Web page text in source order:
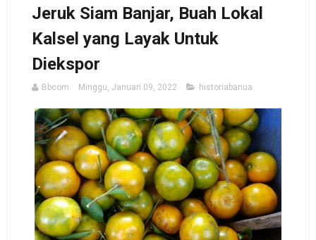
Jeruk Siam Banjar, Buah Lokal
Kalsel yang Layak Untuk
Diekspor
Bbcom Minggu, Januari 09, 2022 historiabanua